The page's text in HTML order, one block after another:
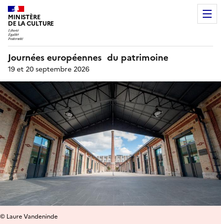
MINISTÈRE
DE LA CULTURE
Journées européennes du patrimoine
19 et 20 septembre 2026
© Laure Vandeninde